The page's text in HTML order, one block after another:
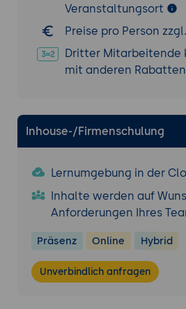
Test-Workshop in
Planung von 45-90 Min.
Segment
Vorbereitung von
(Simulation)
Kollegiales Feedback +
Reflexion und Transfer
Was macht einen guten
Veranstaltungsort
Preise pro Person
Dritter Mitarbeitende
mit anderen
Inhouse-/Firmenschulung
Lernumgebung in der
Inhalte werden auf
Anforderungen Ihres
Präsenz Online Hybrid
Unverbindlich anfragen